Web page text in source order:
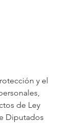
y el
de Ley
Diputados